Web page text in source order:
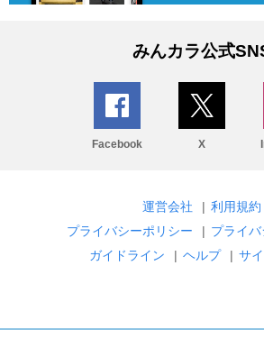
みんカラ公式
Facebook X
運営会社 | 利用規約
プライバシーポリシー
| プライ
ガイドライン
| ヘルプ | サ